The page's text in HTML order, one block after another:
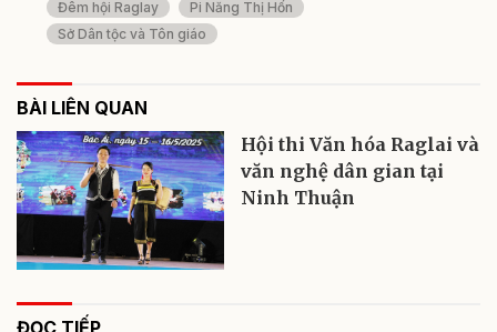
Đêm hội Raglay
Pi Năng Thị Hốn
Sở Dân tộc và Tôn giáo
BÀI LIÊN QUAN
Hội thi Văn hóa Raglai và
văn nghệ dân gian tại
Ninh Thuận